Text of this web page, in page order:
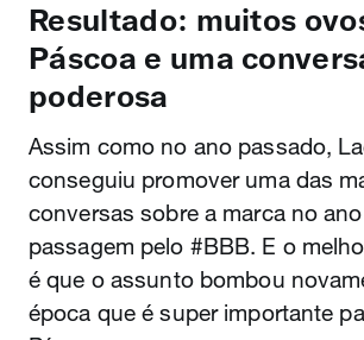
Resultado: muitos
Páscoa e uma
poderosa
Assim como no ano passado,
conseguiu promover uma das
conversas sobre a marca no
passagem pelo #BBB. E o
é que o assunto bombou
época que é super importante